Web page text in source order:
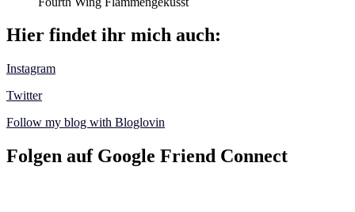
Hier findet ihr mich auch:
Instagram
Twitter
Follow my blog with Bloglovin
Folgen auf Google Friend Connect